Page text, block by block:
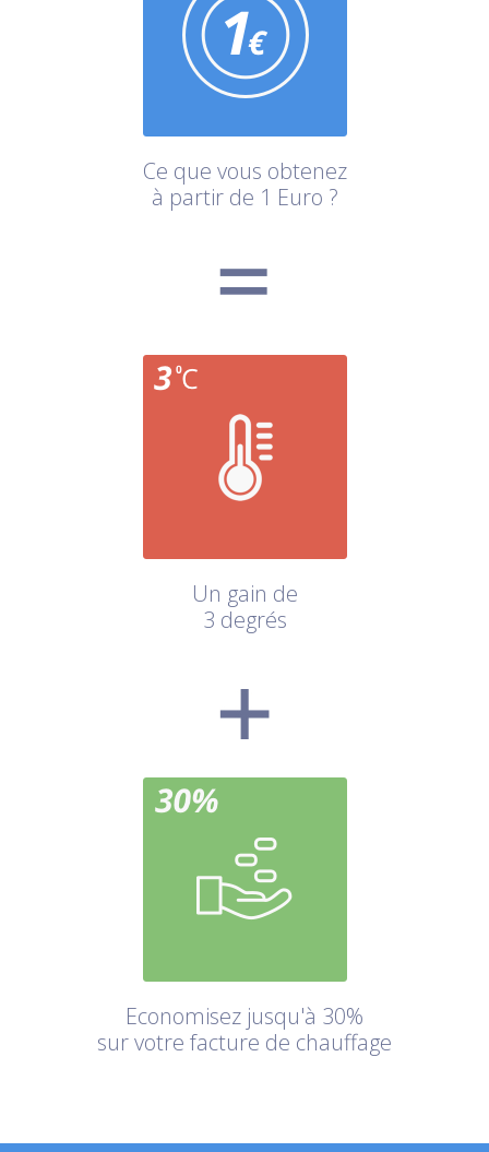
Ce que vous obtenez
à partir de 1 Euro ?
Un gain de
3 degrés
Economisez jusqu'à 30%
sur votre facture de chauffage